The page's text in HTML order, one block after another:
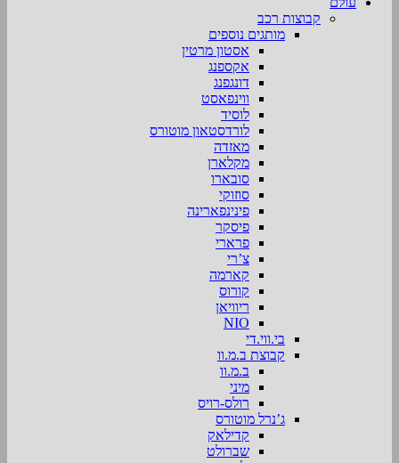
קבוצות רכב
מותגים נוספים
אסטון מרטין
אקספנג
דונגפנג
ווינפאסט
לוסיד
לורדסטאון מוטורס
מאזדה
מקלארן
סובארו
סוזוקי
פינינפארינה
פיסקר
פרארי
צ’רי
קארמה
קורוס
ריוויאן
NIO
בי.ווי.די
קבוצת ב.מ.וו
ב.מ.וו
מיני
רולס-רויס
ג’נרל מוטורס
קדילאק
שברולט